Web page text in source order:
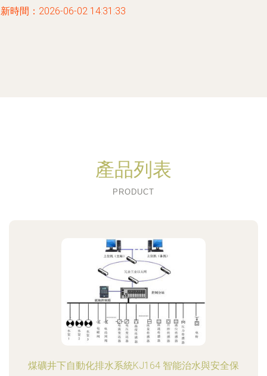
時間：2026-06-02 14:31:33
產品列表
PRODUCT
煤礦井下自動化排水系統KJ164 智能治水與安全保